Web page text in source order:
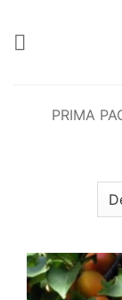
content
PRIMA